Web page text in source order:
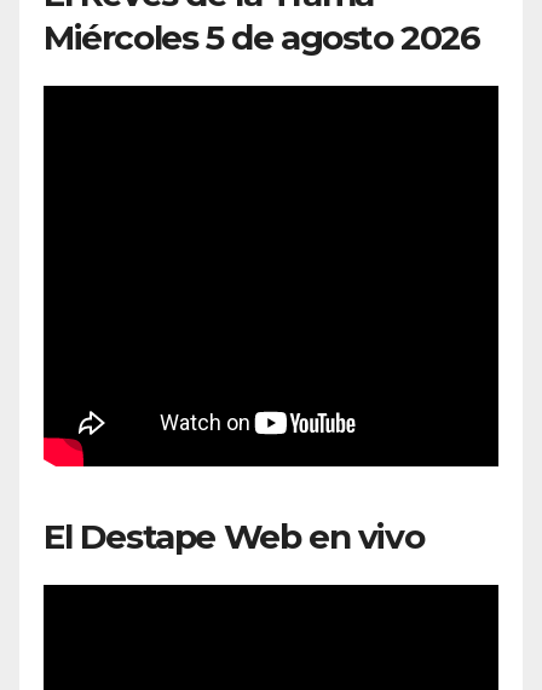
Miércoles 5 de agosto 2026
El Destape Web en vivo